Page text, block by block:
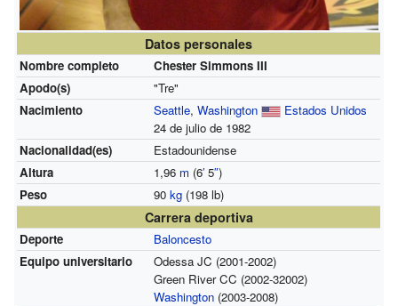
Datos personales
Nombre completo
Chester Simmons III
Apodo(s)
"Tre"
Nacimiento
Seattle, Washington
Estados Unidos
24 de julio de 1982
Nacionalidad(es)
Estadounidense
Altura
1,96 m (6′5″)
Peso
90 kg(198 lb)
Carrera deportiva
Deporte
Baloncesto
Equipo universitario
Odessa JC (2001-2002)
Green River CC (2002-32002)
Washington(2003-2008)